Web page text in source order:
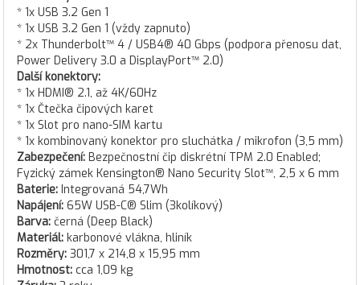
* 1x USB 3.2 Gen 1
* 1x USB 3.2 Gen 1 (vždy zapnuto)
* 2x Thunderbolt™ 4 / USB4® 40 Gbps (podpora přenosu dat,
Power Delivery 3.0 a DisplayPort™ 2.0)
Další konektory:
* 1x HDMI® 2.1, až 4K/60Hz
* 1x Čtečka čipových karet
* 1x Slot pro nano-SIM kartu
* 1x kombinovaný konektor pro sluchátka / mikrofon (3,5 mm)
Zabezpečení: Bezpečnostní čip diskrétní TPM 2.0 Enabled;
Fyzický zámek Kensington® Nano Security Slot™, 2,5 x 6 mm
Baterie: Integrovaná 54,7Wh
Napájení: 65W USB-C® Slim (3kolíkový)
Barva: černá (Deep Black)
Materiál: karbonové vlákna, hliník
Rozměry: 301,7 x 214,8 x 15,95 mm
Hmotnost: cca 1,09 kg